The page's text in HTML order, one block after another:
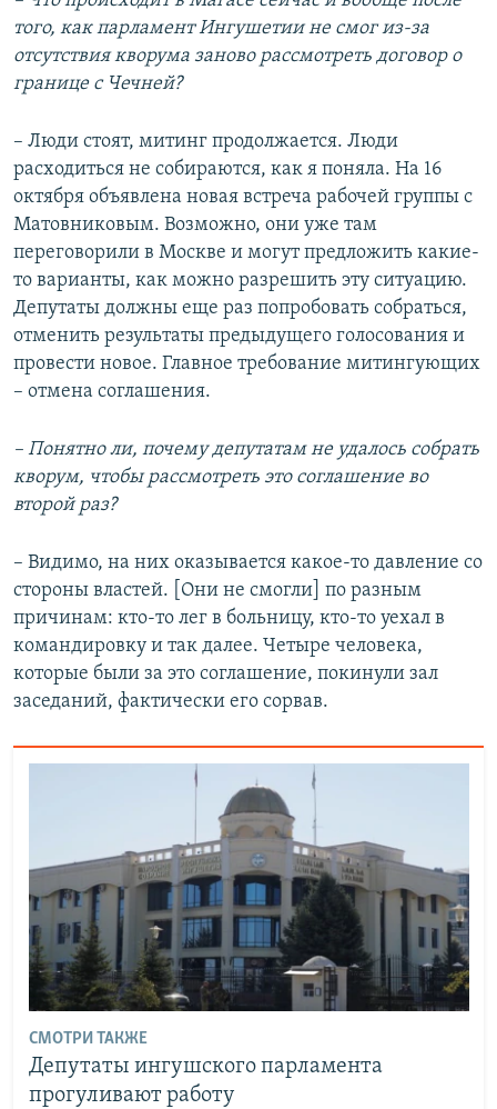
того, как парламент Ингушетии не смог из-за
отсутствия кворума заново рассмотреть договор о
границе с Чечней?
– Люди стоят, митинг продолжается. Люди
расходиться не собираются, как я поняла. На 16
октября объявлена новая встреча рабочей группы с
Матовниковым. Возможно, они уже там
переговорили в Москве и могут предложить какие-
то варианты, как можно разрешить эту ситуацию.
Депутаты должны еще раз попробовать собраться,
отменить результаты предыдущего голосования и
провести новое. Главное требование митингующих
– отмена соглашения.
– Понятно ли, почему депутатам не удалось собрать
кворум, чтобы рассмотреть это соглашение во
второй раз?
– Видимо, на них оказывается какое-то давление со
стороны властей. [Они не смогли] по разным
причинам: кто-то лег в больницу, кто-то уехал в
командировку и так далее. Четыре человека,
которые были за это соглашение, покинули зал
заседаний, фактически его сорвав.
СМОТРИ ТАКЖЕ
Депутаты ингушского парламента
прогуливают работу